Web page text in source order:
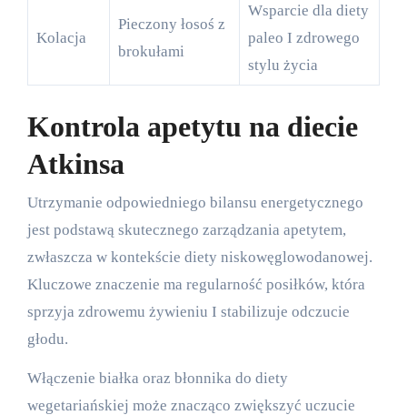
Kolacja
Pieczony łosoś z
brokułami
Wsparcie dla diety
paleo I zdrowego
stylu życia
Kontrola apetytu na diecie
Atkinsa
Utrzymanie odpowiedniego bilansu energetycznego
jest podstawą skutecznego zarządzania apetytem,
zwłaszcza w kontekście diety niskowęglowodanowej.
Kluczowe znaczenie ma regularność posiłków, która
sprzyja zdrowemu żywieniu I stabilizuje odczucie
głodu.
Włączenie białka oraz błonnika do diety
wegetariańskiej może znacząco zwiększyć uczucie